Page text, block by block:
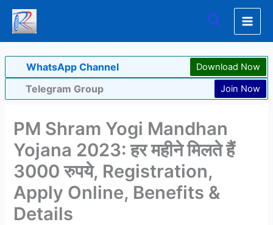
Skip
content
Search
WhatsApp Channel Download Now
Telegram Group Join Now
PM Shram Yogi Mandhan
Yojana 2023: हर महीने मिलते हैं
3000 रुपये, Registration,
Apply Online, Benefits &
Details